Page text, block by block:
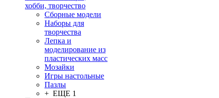
хобби, творчество
Сборные модели
Наборы для
творчества
Лепка и
моделирование из
пластических масс
Мозайки
Игры настольные
Пазлы
+ ЕЩЕ 1